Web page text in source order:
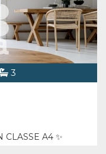
3
CLASSE A4 ✨